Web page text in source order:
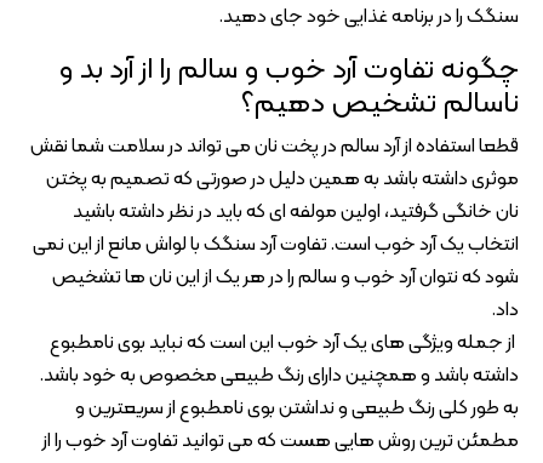
سنگک را در برنامه غذایی خود جای دهید.
چگونه تفاوت آرد خوب و سالم را از آرد بد و
ناسالم تشخیص دهیم؟
قطعا استفاده از آرد سالم در پخت نان می تواند در سلامت شما نقش
موثری داشته باشد به همین دلیل در صورتی که تصمیم به پختن
نان خانگی گرفتید، اولین مولفه ای که باید در نظر داشته باشید
انتخاب یک آرد خوب است. تفاوت آرد سنگک با لواش مانع از این نمی
شود که نتوان آرد خوب و سالم را در هر یک از این نان ها تشخیص
داد.
از جمله ویژگی های یک آرد خوب این است که نباید بوی نامطبوع
داشته باشد و همچنین دارای رنگ طبیعی مخصوص به خود باشد.
به طور کلی رنگ طبیعی و نداشتن بوی نامطبوع از سریعترین و
مطمئن ترین روش هایی هست که می توانید تفاوت آرد خوب را از